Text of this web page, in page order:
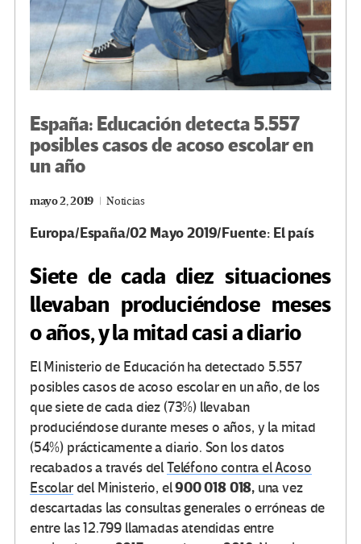
España: Educación detecta 5.557
posibles casos de acoso escolar en
un año
mayo 2, 2019 Noticias
Europa/España/02 Mayo 2019/Fuente: El país
Siete de cada diez situaciones
llevaban produciéndose meses
o años, y la mitad casi a diario
El Ministerio de Educación ha detectado 5.557
posibles casos de acoso escolar en un año, de los
que siete de cada diez (73%) llevaban
produciéndose durante meses o años, y la mitad
(54%) prácticamente a diario. Son los datos
recabados a través delTeléfono contra el Acoso
Escolardel Ministerio, el900 018 018, una vez
descartadas las consultas generales o erróneas de
entre las 12.799 llamadas atendidas entre